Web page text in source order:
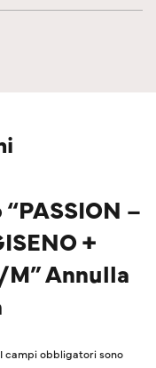
–
+
M” Annulla
I campi obbligatori sono